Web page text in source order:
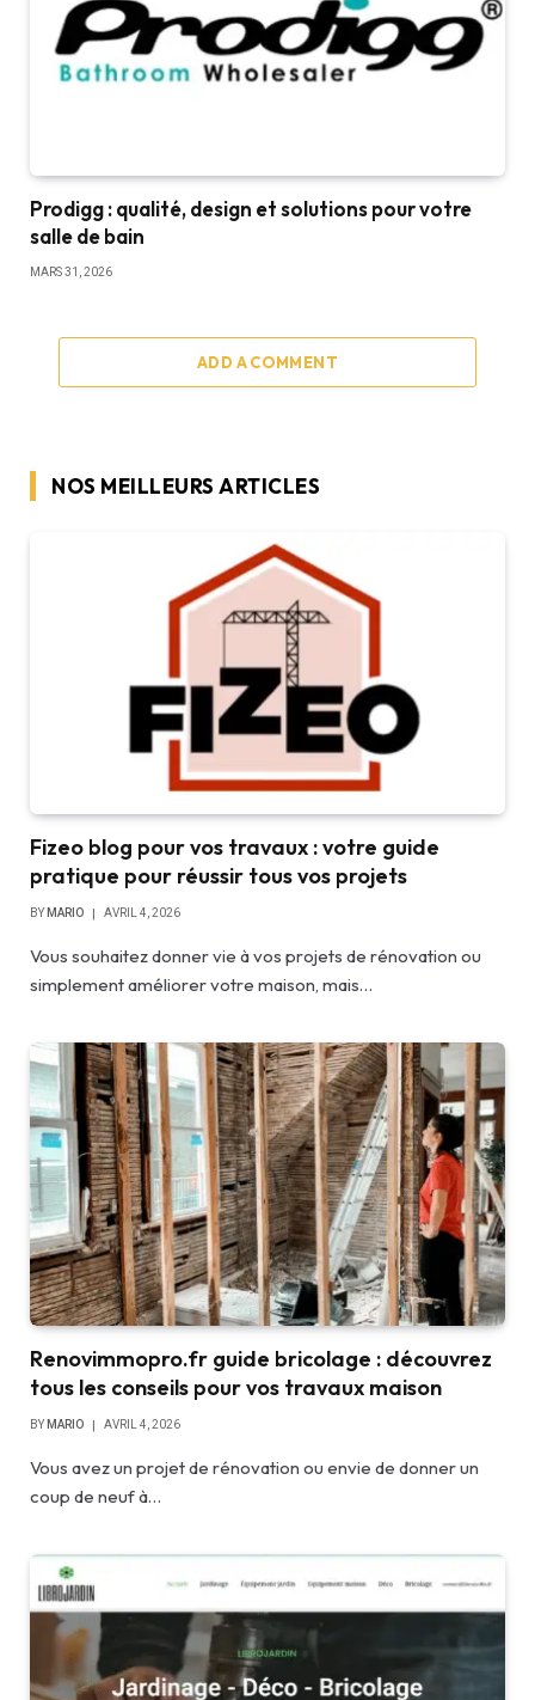
Prodigg : qualité, design et solutions pour votre
salle de bain
MARS 31, 2026
ADD A COMMENT
NOS MEILLEURS ARTICLES
Fizeo blog pour vos travaux : votre guide
pratique pour réussir tous vos projets
BY MARIO AVRIL 4, 2026
Vous souhaitez donner vie à vos projets de rénovation ou
simplement améliorer votre maison, mais…
Renovimmopro.fr guide bricolage : découvrez
tous les conseils pour vos travaux maison
BY MARIO AVRIL 4, 2026
Vous avez un projet de rénovation ou envie de donner un
coup de neuf à…